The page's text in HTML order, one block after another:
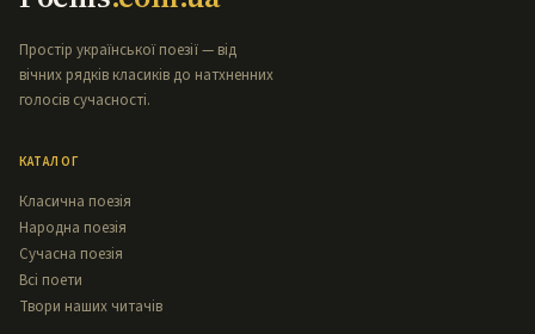
Простір української поезії — від
вічних рядків класиків до натхненних
голосів сучасності.
КАТАЛОГ
Класична поезія
Народна поезія
Сучасна поезія
Всі поети
Твори наших читачів